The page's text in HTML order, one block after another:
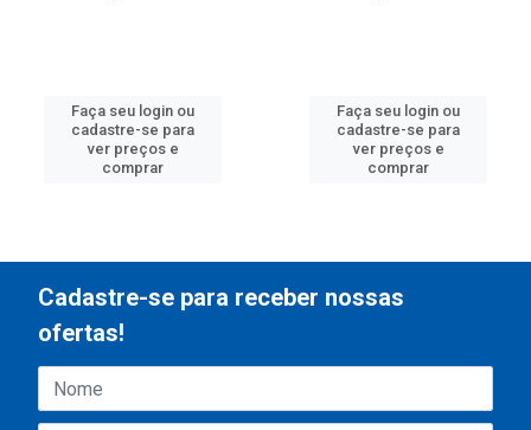
Faça seu login ou
cadastre-se para
ver preços e
comprar
Faça seu login ou
cadastre-se para
ver preços e
comprar
Cadastre-se para receber nossas
ofertas!